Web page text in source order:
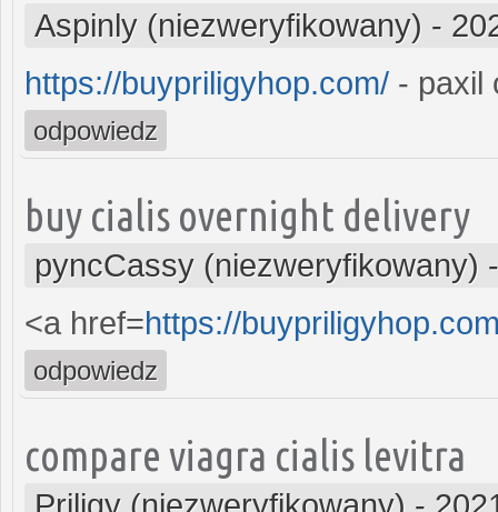
Aspinly (niezweryfikowany) -
https://buypriligyhop.com/ - paxil
odpowiedz
buy cialis overnight delivery
pyncCassy (niezweryfikowany)
<a href=https://
odpowiedz
compare viagra cialis levitra
Priligy (niezweryfikowany) -